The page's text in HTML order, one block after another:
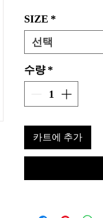
SIZE *
선택
수량 *
카트에 추가